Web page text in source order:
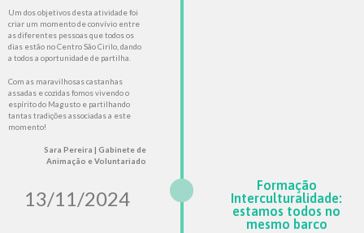
Um dos objetivos desta atividade foi
criar um momento de convívio entre
as diferentes pessoas que todos os
dias estão no Centro São Cirilo, dando
a todos a oportunidade de partilha.
Com as maravilhosas castanhas
assadas e cozidas fomos vivendo o
espírito do Magusto e partilhando
tantas tradições associadas a este
momento!
Sara Pereira | Gabinete de
Animação e Voluntariado
13/11/2024
Formação
Interculturalidade:
estamos todos no
mesmo barco